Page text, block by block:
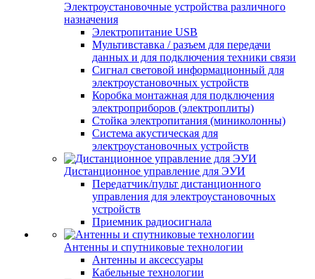
Электроустановочные устройства различного
назначения
Электропитание USB
Мультивставка / разъем для передачи
данных и для подключения техники связи
Сигнал световой информационный для
электроустановочных устройств
Коробка монтажная для подключения
электроприборов (электроплиты)
Стойка электропитания (миниколонны)
Система акустическая для
электроустановочных устройств
Дистанционное управление для ЭУИ
Передатчик/пульт дистанционного
управления для электроустановочных
устройств
Приемник радиосигнала
Антенны и спутниковые технологии
Антенны и аксессуары
Кабельные технологии